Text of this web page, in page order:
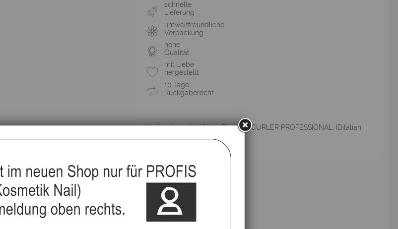
schnelle
Lieferung
umweltfreundliche
Verpackung
hohe
Qualität
mit Liebe
hergestellt
10 Tage
Rückgaberecht
Welleneisen 3X VOLUMEN HAIR CURLER PROFESSIONAL, IDitalian